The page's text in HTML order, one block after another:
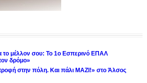
το μέλλον σου: Το 1ο Εσπερινό ΕΠΑΛ
δρόμο»
στην πόλη. Και πάλι ΜΑΖΙ!» στο Άλσος